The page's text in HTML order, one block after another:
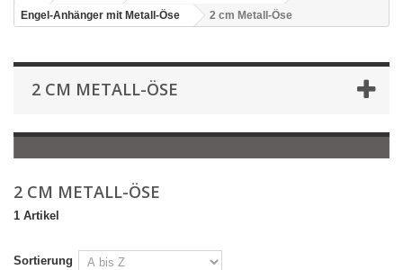
Engel-Anhänger mit Metall-Öse
2 cm Metall-Öse
2 CM METALL-ÖSE
2 CM METALL-ÖSE
1 Artikel
Sortierung